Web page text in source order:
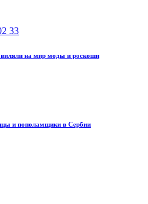
на мир моды и роскоши
и пополамщики в Сербии